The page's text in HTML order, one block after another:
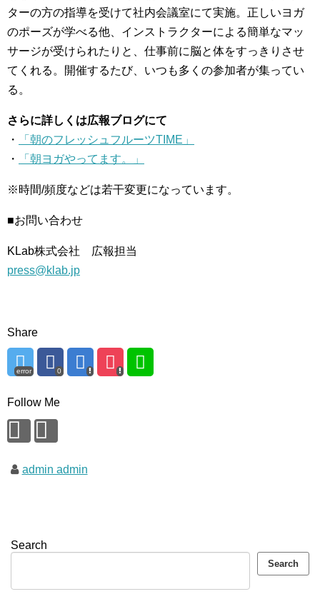
ターの方の指導を受けて社内会議室にて実施。正しいヨガ
のポーズが学べる他、インストラクターによる簡単なマッ
サージが受けられたりと、仕事前に脳と体をすっきりさせ
てくれる。開催するたび、いつも多くの参加者が集ってい
る。
さらに詳しくは広報ブログにて
・
「朝のフレッシュフルーツTIME」
・
「朝ヨガやってます。」
※時間/頻度などは若干変更になっています。
■お問い合わせ
KLab株式会社 広報担当
press@klab.jp
Share
error 0
Follow Me
admin admin
Search
Search